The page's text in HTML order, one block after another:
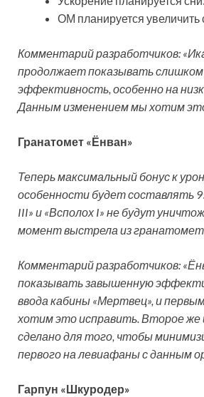
ОМ планируется увеличить
Комментарий разработчиков:
продолжает показывать
эффективность, особенно на
Данным изменением мы хотим
Гранатомет «Ёнван»
Теперь максимальный бонус к
особенности будет составлять
III» и «Всполох I» не будут
момент выстрела из
Комментарий разработчиков:
показывать завышенную
ввода кабины «Мертвец», и
хотим это исправить. Второе же
сделано для того, чтобы
первого на левиафаны с данным
Гарпун «Шкуродер»